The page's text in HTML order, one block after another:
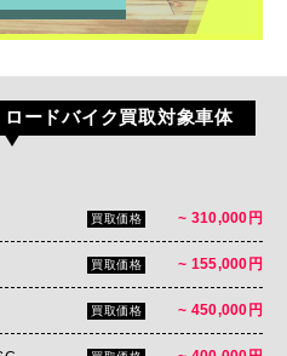
ードバイク買取対象車体
買取価格 ~ 310,000円
買取価格 ~ 155,000円
買取価格 ~ 450,000円